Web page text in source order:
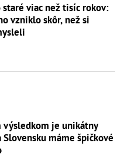
staré viac než tisíc rokov:
vzniklo skôr, než si
výsledkom je unikátny
Slovensku máme špičkové